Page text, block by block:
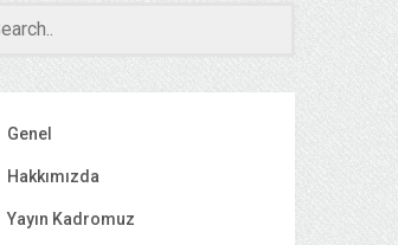
Genel
Hakkımızda
Yayın Kadromuz